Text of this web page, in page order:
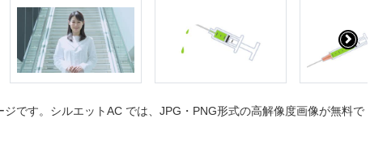
です。シルエットAC では、JPG・PNG形式の高解像度画像が無料で